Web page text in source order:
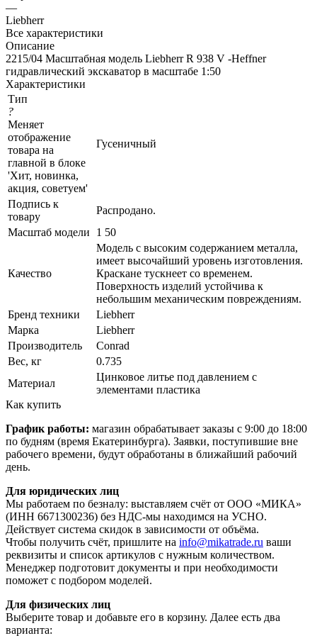
—
Liebherr
Все характеристики
Описание
2215/04 Масштабная модель Liebherr R 938 V -Heffner
гидравлический экскаватор в масштабе 1:50
Характеристики
Тип
?
Меняет
отображение
товара на
главной в блоке
'Хит, новинка,
акция, советуем'
Гусеничный
Подпись к
товару
Распродано.
Масштаб модели
1 50
Качество
Модель с высоким содержанием металла,
имеет высочайший уровень изготовления.
Краскане тускнеет со временем.
Поверхность изделий устойчива к
небольшим механическим повреждениям.
Бренд техники
Liebherr
Марка
Liebherr
Производитель
Conrad
Вес, кг
0.735
Материал
Цинковое литье под давлением с
элементами пластика
Как купить
График работы: магазин обрабатывает заказы с 9:00 до 18:00
по будням (время Екатеринбурга). Заявки, поступившие вне
рабочего времени, будут обработаны в ближайший рабочий
день.
Для юридических лиц
Мы работаем по безналу: выставляем счёт от ООО «МИКА»
(ИНН 6671300236) без НДС-мы находимся на УСНО.
Действует система скидок в зависимости от объёма.
Чтобы получить счёт, пришлите на info@mikatrade.ru ваши
реквизиты и список артикулов с нужным количеством.
Менеджер подготовит документы и при необходимости
поможет с подбором моделей.
Для физических лиц
Выберите товар и добавьте его в корзину. Далее есть два
варианта: